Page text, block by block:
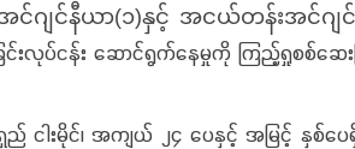
အင်ဂျင်နီယာ(၁)နှင့် အငယ်တန်းအင်ဂျ
းလုပ်ငန်း ဆောင်ရွက်နေမှုကို ကြည့်ရှုစစ်ဆေး
ငါးမိုင်၊ အကျယ် ၂၄ ပေနှင့် အမြင့် နှစ်ပေ